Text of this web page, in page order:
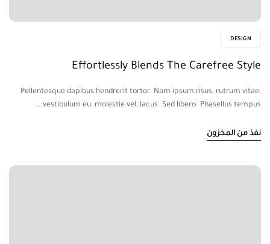
DESIGN
Effortlessly Blends The Carefree Style
Pellentesque dapibus hendrerit tortor. Nam ipsum risus, rutrum vitae,
vestibulum eu, molestie vel, lacus. Sed libero. Phasellus tempus.…
نفذ من المخزون